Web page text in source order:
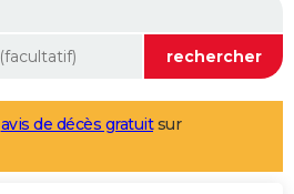
avis de décès gratuitsur